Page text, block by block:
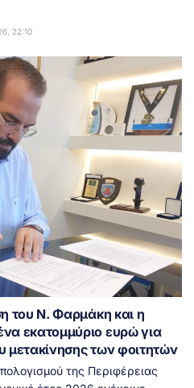
22:10
του Ν. Φαρμάκη και η
εκατομμύριο ευρώ για
μετακίνησης των φοιτητών
της Περιφέρειας